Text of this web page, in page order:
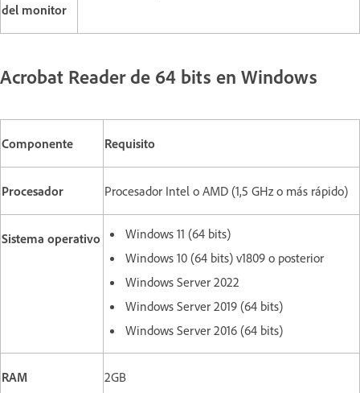
del monitor
Acrobat Reader de 64 bits en Windows
Componente Requisito
Procesador Procesador Intel o AMD (1,5 GHz o más rápido)
Sistema operativo
Windows 11 (64 bits)
Windows 10 (64 bits) v1809 o posterior
Windows Server 2022
Windows Server 2019 (64 bits)
Windows Server 2016 (64 bits)
RAM 2GB